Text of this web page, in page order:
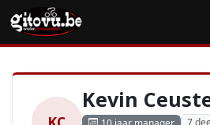
Kevin